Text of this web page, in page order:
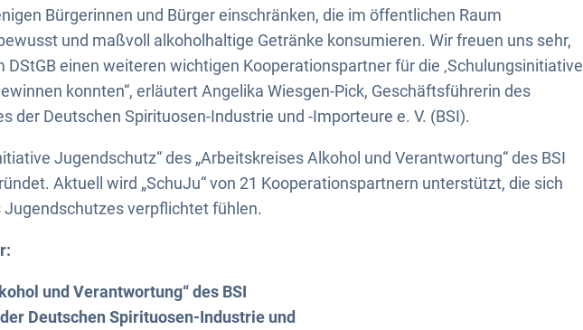
Bürgerinnen und Bürger einschränken, die im öffentlichen Raum
und maßvoll alkoholhaltige Getränke konsumieren. Wir freuen uns sehr,
DStGB einen weiteren wichtigen Kooperationspartner für die ‚Schulungsinitiative
konnten“, erläutert Angelika Wiesgen-Pick, Geschäftsführerin des
der Deutschen Spirituosen-Industrie und -Importeure e. V. (BSI).
Jugendschutz“ des „Arbeitskreises Alkohol und Verantwortung“ des BSI
Aktuell wird „SchuJu“ von 21 Kooperationspartnern unterstützt, die sich
Jugendschutzes verpflichtet fühlen.
und Verantwortung“ des BSI
Deutschen Spirituosen-Industrie und